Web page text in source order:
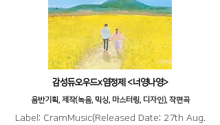
감성듀오우드x염정제 <너영나영>
음반기획, 제작(녹음, 믹싱, 마스터링, 디자인), 작편곡
Label: CramMusic(Released Date: 27th Aug.